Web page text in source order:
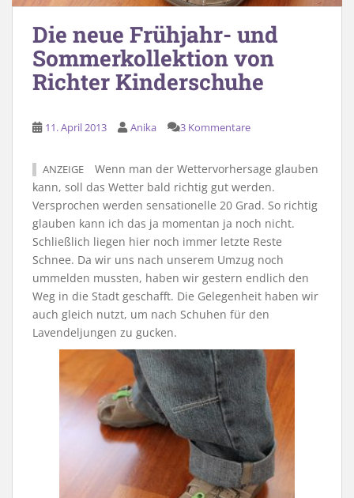
Die neue Frühjahr- und
Sommerkollektion von
Richter Kinderschuhe
11. April 2013 Anika 3 Kommentare
ANZEIGE
Wenn man der Wettervorhersage glauben
kann, soll das Wetter bald richtig gut werden.
Versprochen werden sensationelle 20 Grad. So richtig
glauben kann ich das ja momentan ja noch nicht.
Schließlich liegen hier noch immer letzte Reste
Schnee. Da wir uns nach unserem Umzug noch
ummelden mussten, haben wir gestern endlich den
Weg in die Stadt geschafft. Die Gelegenheit haben wir
auch gleich nutzt, um nach Schuhen für den
Lavendeljungen zu gucken.